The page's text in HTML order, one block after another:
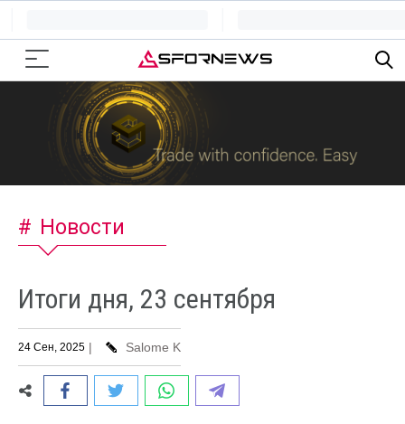
Новости
Итоги дня, 23 сентября
24 Сен, 2025 | Salome K